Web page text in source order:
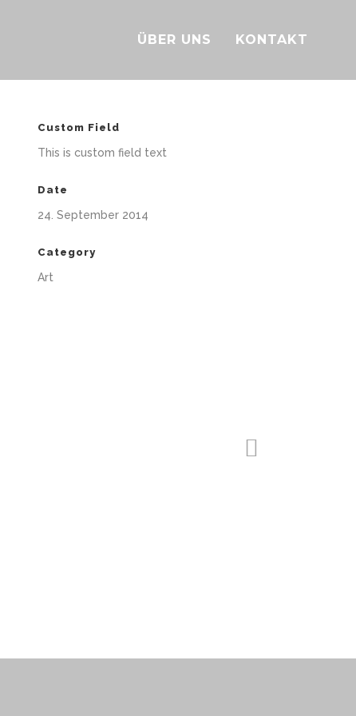
ÜBER UNS KONTAKT
Custom Field
This is custom field text
Date
24. September 2014
Category
Art